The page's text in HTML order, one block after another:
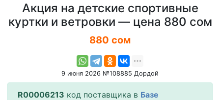
Акция на детские спортивные
куртки и ветровки — цена 880 сом
880 сом
9 июня 2026 №108885 Дордой
R00006213 код поставщика в Базе